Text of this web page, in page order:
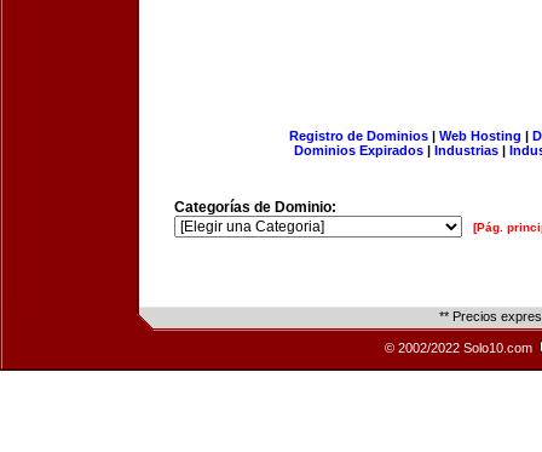
Registro de Dominios| Web Hosting |
Dominios Expirados | Industrias |
Categorías de Dominio:
[Pág.
** Precios
© 2002/2022 Solo10.com